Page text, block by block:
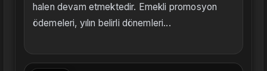
halen devam etmektedir. Emekli promosyon
ödemeleri, yılın belirli dönemleri...